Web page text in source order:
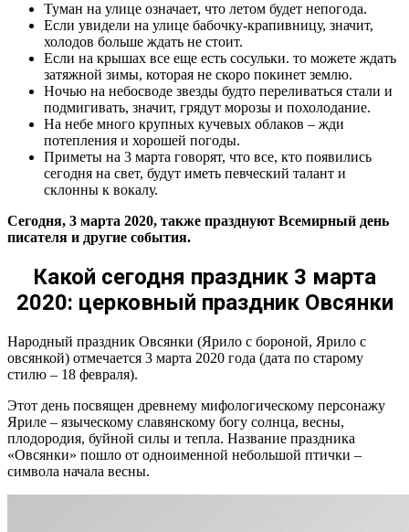
Туман на улице означает, что летом будет непогода.
Если увидели на улице бабочку-крапивницу, значит,
холодов больше ждать не стоит.
Если на крышах все еще есть сосульки. то можете ждать
затяжной зимы, которая не скоро покинет землю.
Ночью на небосводе звезды будто переливаться стали и
подмигивать, значит, грядут морозы и похолодание.
На небе много крупных кучевых облаков – жди
потепления и хорошей погоды.
Приметы на 3 марта говорят, что все, кто появились
сегодня на свет, будут иметь певческий талант и
склонны к вокалу.
Сегодня, 3 марта 2020, также празднуют Всемирный день
писателя и другие события.
Какой сегодня праздник 3 марта
2020: церковный праздник Овсянки
Народный праздник Овсянки (Ярило с бороной, Ярило с
овсянкой) отмечается 3 марта 2020 года (дата по старому
стилю – 18 февраля).
Этот день посвящен древнему мифологическому персонажу
Яриле – языческому славянскому богу солнца, весны,
плодородия, буйной силы и тепла. Название праздника
«Овсянки» пошло от одноименной небольшой птички –
символа начала весны.